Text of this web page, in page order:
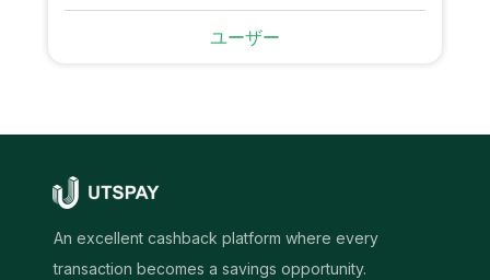
ユーザー
An excellent cashback platform where every
transaction becomes a savings opportunity.